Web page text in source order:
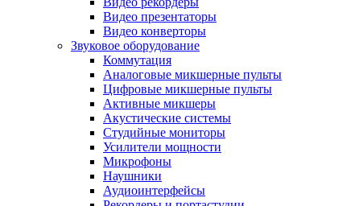
Видео презентаторы
Видео конверторы
Звуковое оборудование
Коммутация
Аналоговые микшерные пульты
Цифровые микшерные пульты
Активные микшеры
Акустические системы
Студийные мониторы
Усилители мощности
Микрофоны
Наушники
Аудиоинтерфейсы